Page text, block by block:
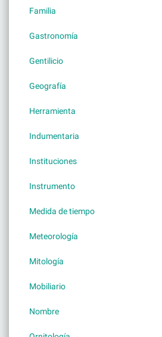
Familia
Gastronomía
Gentilicio
Geografía
Herramienta
Indumentaria
Instituciones
Instrumento
Medida de tiempo
Meteorología
Mitología
Mobiliario
Nombre